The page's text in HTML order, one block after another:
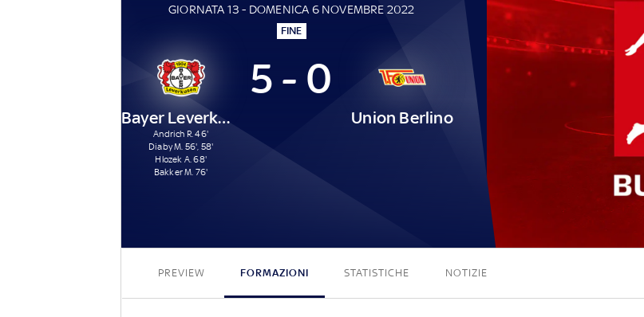
GIORNATA 13 - DOMENICA 6 NOVEMBRE 2022
FINE
Bayer Leverkusen
Andrich R. 46'
Diaby M. 56', 58'
Hlozek A. 68'
Bakker M. 76'
5 - 0
Union Berlino
PREVIEW FORMAZIONI STATISTICHE NOTIZIE